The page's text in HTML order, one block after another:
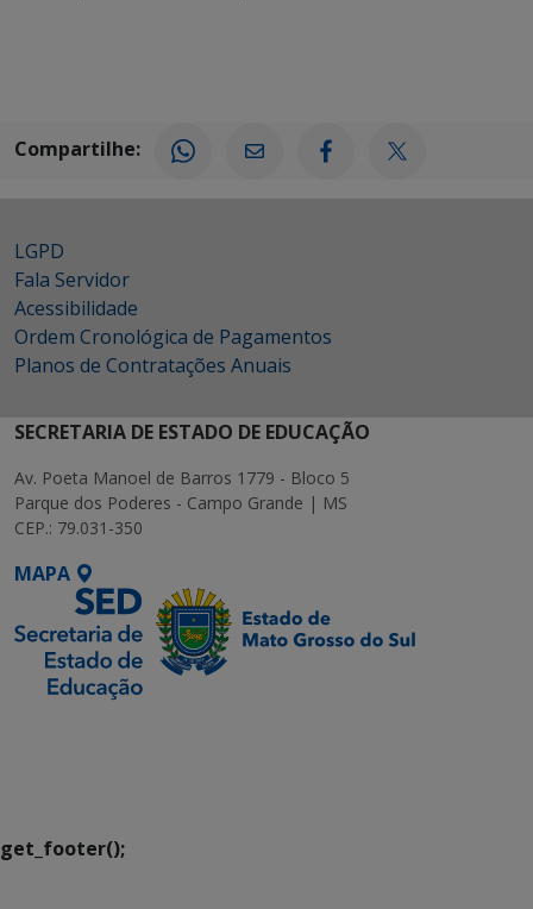
Compartilhe:
LGPD
Fala Servidor
Acessibilidade
Ordem Cronológica de Pagamentos
Planos de Contratações Anuais
SECRETARIA DE ESTADO DE EDUCAÇÃO
Av. Poeta Manoel de Barros 1779 - Bloco 5
Parque dos Poderes - Campo Grande | MS
CEP.: 79.031-350
MAPA
get_footer();